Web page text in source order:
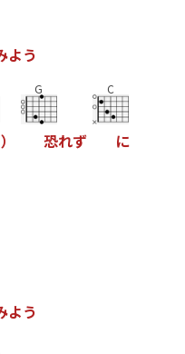
よう
）
G
恐れず
C
に
よう